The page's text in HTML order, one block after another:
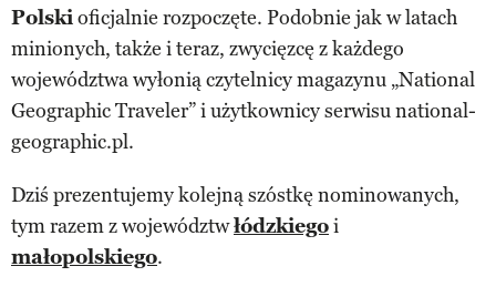
Polskioficjalnie rozpoczęte. Podobnie jak w latach
minionych, także i teraz, zwycięzcę z każdego
województwa wyłonią czytelnicy magazynu „National
Geographic Traveler” i użytkownicy serwisu national-
geographic.pl.
Dziś prezentujemy kolejną szóstkę nominowanych,
tym razem z województwłódzkiegoi
małopolskiego.